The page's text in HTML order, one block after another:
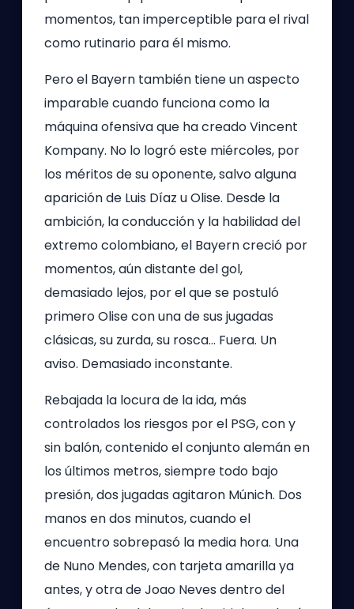
momentos, tan imperceptible para el rival
como rutinario para él mismo.
Pero el Bayern también tiene un aspecto
imparable cuando funciona como la
máquina ofensiva que ha creado Vincent
Kompany. No lo logró este miércoles, por
los méritos de su oponente, salvo alguna
aparición de Luis Díaz u Olise. Desde la
ambición, la conducción y la habilidad del
extremo colombiano, el Bayern creció por
momentos, aún distante del gol,
demasiado lejos, por el que se postuló
primero Olise con una de sus jugadas
clásicas, su zurda, su rosca… Fuera. Un
aviso. Demasiado inconstante.
Rebajada la locura de la ida, más
controlados los riesgos por el PSG, con y
sin balón, contenido el conjunto alemán en
los últimos metros, siempre todo bajo
presión, dos jugadas agitaron Múnich. Dos
manos en dos minutos, cuando el
encuentro sobrepasó la media hora. Una
de Nuno Mendes, con tarjeta amarilla ya
antes, y otra de Joao Neves dentro del